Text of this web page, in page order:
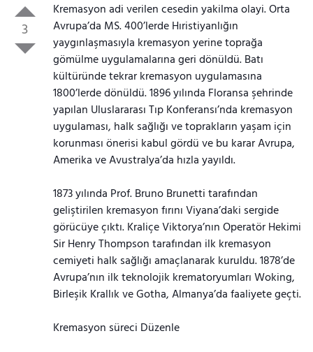
3
Kremasyon adi verilen cesedin yakilma olayi. Orta
Avrupa’da MS. 400’lerde Hıristiyanlığın
yaygınlaşmasıyla kremasyon yerine toprağa
gömülme uygulamalarına geri dönüldü. Batı
kültüründe tekrar kremasyon uygulamasına
1800’lerde dönüldü. 1896 yılında Floransa şehrinde
yapılan Uluslararası Tıp Konferansı’nda kremasyon
uygulaması, halk sağlığı ve toprakların yaşam için
korunması önerisi kabul gördü ve bu karar Avrupa,
Amerika ve Avustralya’da hızla yayıldı.
1873 yılında Prof. Bruno Brunetti tarafından
geliştirilen kremasyon fırını Viyana’daki sergide
görücüye çıktı. Kraliçe Viktorya’nın Operatör Hekimi
Sir Henry Thompson tarafından ilk kremasyon
cemiyeti halk sağlığı amaçlanarak kuruldu. 1878’de
Avrupa’nın ilk teknolojik krematoryumları Woking,
Birleşik Krallık ve Gotha, Almanya’da faaliyete geçti.
Kremasyon süreci Düzenle